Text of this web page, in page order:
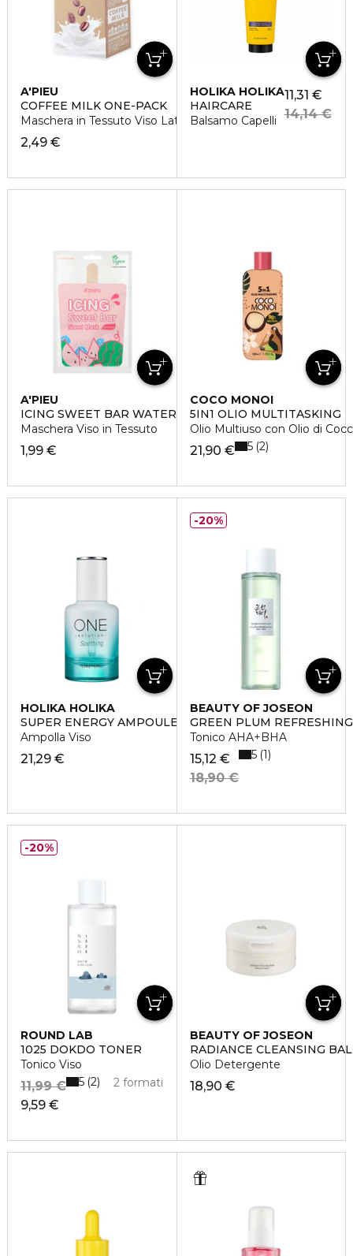
A'PIEU
COFFEE MILK ONE-PACK
Maschera in Tessuto Viso Latte e Caffè
2,49 €
HOLIKA HOLIKA
HAIRCARE
Balsamo Capelli
11,31 €
14,14 €
A'PIEU
ICING SWEET BAR WATERMELON
Maschera Viso in Tessuto
1,99 €
COCO MONOI
5IN1 OLIO MULTITASKING
Olio Multiuso con Olio di
21,90 € 5 2
HOLIKA HOLIKA
SUPER ENERGY AMPOULE - SOOTHING
Ampolla Viso
21,29 €
BEAUTY OF JOSEON
GREEN PLUM
Tonico AHA+BHA
15,12 €
18,90 €
5 1
20%
ROUND LAB
1025 DOKDO TONER
Tonico Viso
9,59 €
11,99 € 2 formati
5 2
20%
BEAUTY OF JOSEON
RADIANCE CLEANSING
Olio Detergente
18,90 €